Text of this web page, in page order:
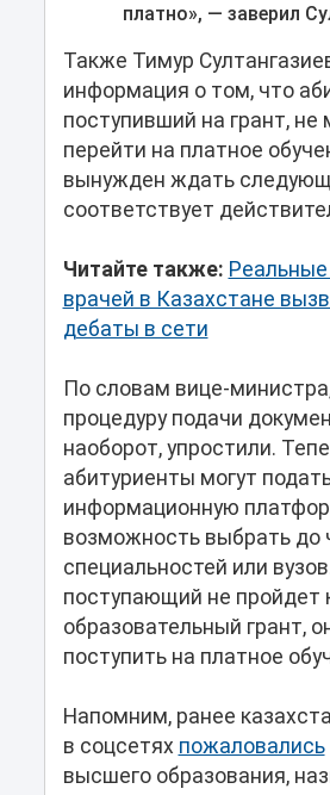
платно», — заверил
Также Тимур
информация о том, что
поступивший на грант, не
перейти на платное
вынужден ждать
соответствует
Читайте также:
врачей в Казахстане
дебаты в сети
По словам вице-
процедуру подачи
наоборот, упростили.
абитуриенты могут
информационную
возможность выбрать до
специальностей или
поступающий не пройдет
образовательный грант,
поступить на платное
Напомним, ранее
в соцсетях пожаловались
высшего образования,